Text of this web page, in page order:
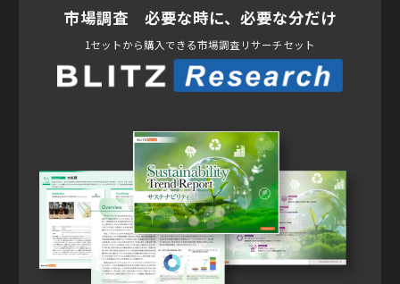
市場調査 必要な時に、必要な分だけ
1セットから購入できる市場調査リサーチセット